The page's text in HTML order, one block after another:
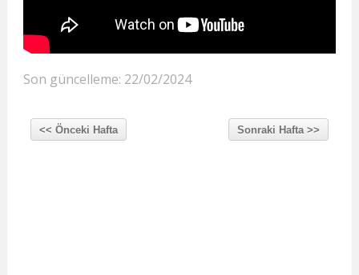
Son güncelleme: 22/02/2024
<< Önceki Hafta Sonraki Hafta >>